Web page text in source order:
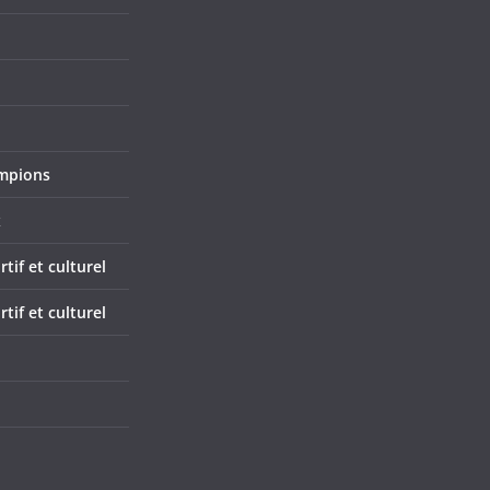
et culturel
et culturel